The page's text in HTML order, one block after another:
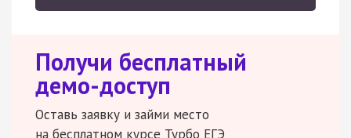
Получи бесплатный
демо-доступ
Оставь заявку и займи место
на бесплатном курсе Турбо ЕГЭ